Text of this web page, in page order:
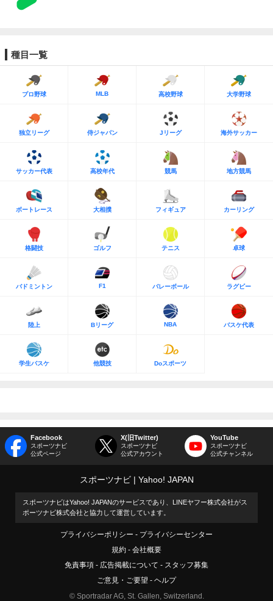
種目一覧
プロ野球 MLB 高校野球 大学野球
独立リーグ 侍ジャパン Jリーグ 海外サッカー
サッカー代表 高校年代 競馬 地方競馬
ボートレース 大相撲 フィギュア カーリング
格闘技 ゴルフ テニス 卓球
バドミントン F1 バレーボール ラグビー
陸上 Bリーグ NBA バスケ代表
学生バスケ 他競技 Doスポーツ
Facebook
スポーツナビ
公式ページ
X(旧Twitter)
スポーツナビ
公式アカウント
YouTube
スポーツナビ
公式チャンネル
スポーツナビ Yahoo! JAPAN
スポーツナビはYahoo! JAPANのサービスであり、LINEヤフー株式会社がス
ポーツナビ株式会社と協力して運営しています。
プライバシーポリシー
プライバシーセンター
規約
会社概要
免責事項
広告掲載について
スタッフ募集
ご意見・ご要望
ヘルプ
© Sportradar AG, St. Gallen, Switzerland.